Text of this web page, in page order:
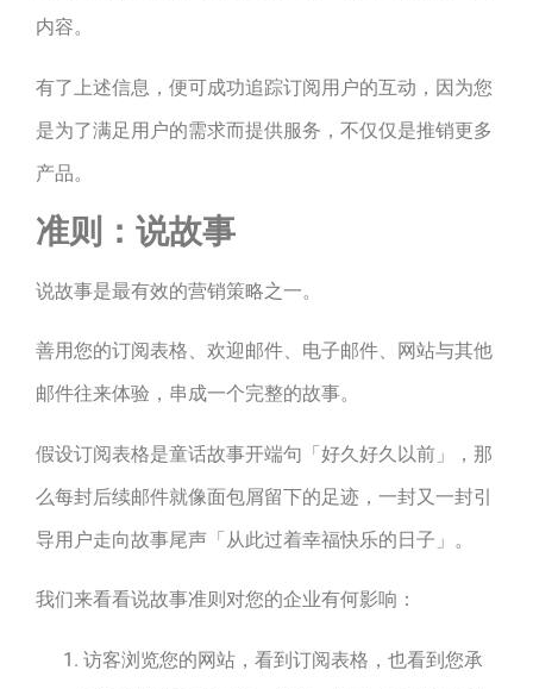
内容。
有了上述信息，便可成功追踪订阅用户的互动，因为您
是为了满足用户的需求而提供服务，不仅仅是推销更多
产品。
准则：说故事
说故事是最有效的营销策略之一。
善用您的订阅表格、欢迎邮件、电子邮件、网站与其他
邮件往来体验，串成一个完整的故事。
假设订阅表格是童话故事开端句「好久好久以前」，那
么每封后续邮件就像面包屑留下的足迹，一封又一封引
导用户走向故事尾声「从此过着幸福快乐的日子」。
我们来看看说故事准则对您的企业有何影响：
访客浏览您的网站，看到订阅表格，也看到您承